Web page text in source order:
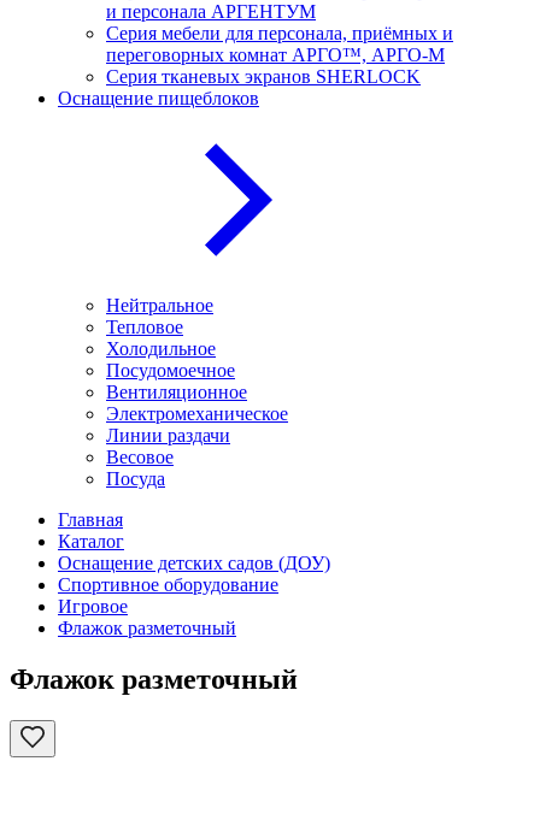
и персонала АРГЕНТУМ
Серия мебели для персонала, приёмных и
переговорных комнат АРГО™, АРГО-М
Серия тканевых экранов SHERLOCK
Оснащение пищеблоков
Нейтральное
Тепловое
Холодильное
Посудомоечное
Вентиляционное
Электромеханическое
Линии раздачи
Весовое
Посуда
Главная
Каталог
Оснащение детских садов (ДОУ)
Спортивное оборудование
Игровое
Флажок разметочный
Флажок разметочный